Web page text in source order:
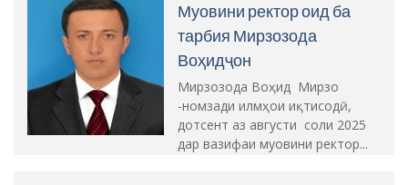
Муовини ректор оид ба
тарбия Мирзозода
Воҳидҷон
Мирзозода Воҳид Мирзо
-номзади илмҳои иқтисодӣ,
дотсент аз августи соли 2025
дар вазифаи муовини ректор...